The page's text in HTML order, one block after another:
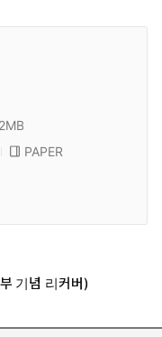
PAPER
기념 리커버)